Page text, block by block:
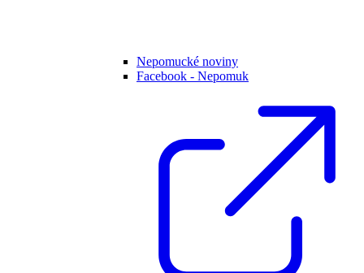
Nepomucké noviny
Facebook - Nepomuk